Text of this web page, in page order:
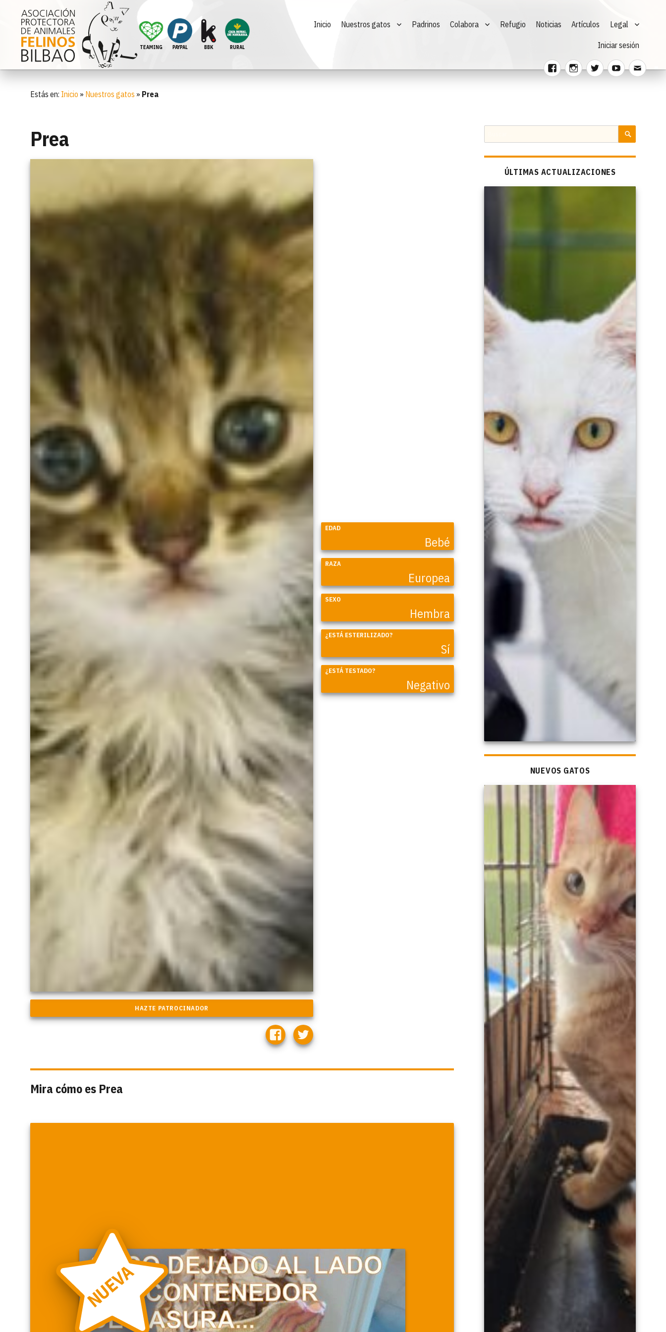
TEAMING PAYPAL BBK RURAL
FacebookInstagram
TwitterYoutubeCorreo
Inicio Nuestros gatos Padrinos Colabora Refugio Noticias Artículos Legal
Iniciar sesión
Estás en: Inicio » Nuestros gatos » Prea
Prea
EDAD
Bebé
RAZA
Europea
SEXO
Hembra
¿ESTÁ ESTERILIZADO?
Sí
¿ESTÁ TESTADO?
Negativo
Mira cómo es Prea
NUEVA
por:
ÚLTIMAS ACTUALIZACIONES
Coral
NUEVOS GATOS